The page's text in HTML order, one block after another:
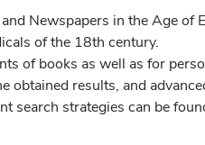
Newspapers in the Age
of the 18th century.
of books as well as for
results, and
search strategies can be